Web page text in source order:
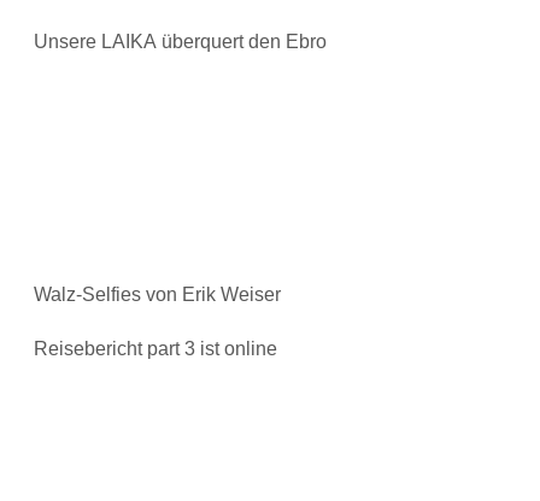
Unsere LAIKA überquert den Ebro
Walz-Selfies von Erik Weiser
Reisebericht part 3 ist online